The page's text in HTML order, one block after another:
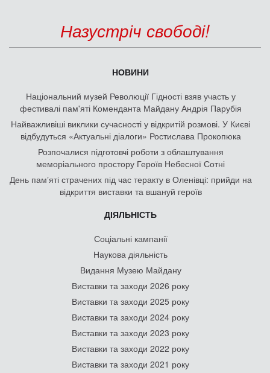
Назустріч свободі!
НОВИНИ
Національний музей Революції Гідності взяв участь у
фестивалі пам'яті Коменданта Майдану Андрія Парубія
Найважливіші виклики сучасності у відкритій розмові. У Києві
відбудуться «Актуальні діалоги» Ростислава Прокопюка
Розпочалися підготовчі роботи з облаштування
меморіального простору Героїв Небесної Сотні
День памʼяті страчених під час теракту в Оленівці: прийди на
відкриття виставки та вшануй героїв
ДІЯЛЬНІСТЬ
Соціальні кампанії
Наукова діяльність
Видання Музею Майдану
Виставки та заходи 2026 року
Виставки та заходи 2025 року
Виставки та заходи 2024 року
Виставки та заходи 2023 року
Виставки та заходи 2022 року
Виставки та заходи 2021 року